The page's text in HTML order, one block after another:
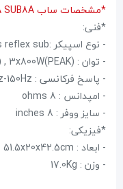
*مشخصات ساب SudioMaster INSTA SUB8A:
*فنی:
- نوع اسپیکر :Active bass reflex sub
- توان : 3x200W(RMS) , 3x800W(PEAK)
- پاسخ فرکانسی : 45Hz-150Hz
- امپدانس : 8 ohms
- سایز ووفر : 8 inches
*فیزیکی:
- ابعاد : 51.5x20x42.5cm
- وزن : 17.0Kg